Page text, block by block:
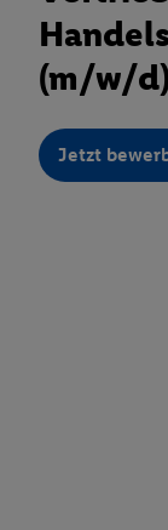
(m/w/d)
Jetzt